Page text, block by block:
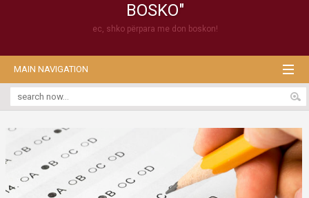
BOSKO"
ec, shko përpara me don boskon!
MAIN NAVIGATION